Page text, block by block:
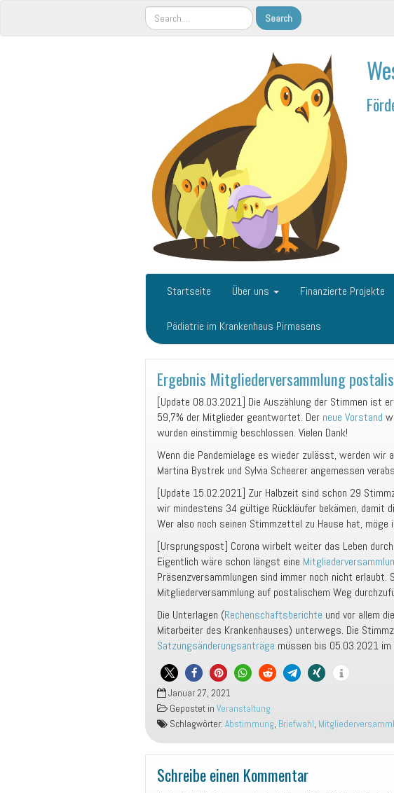
Startseite Über uns Finanzierte Projekte
Pädiatrie im Krankenhaus Pirmasens
Ergebnis Mitgliederversammlung
[Update 08.03.2021] Die Auszählung der Stimmen ist
59,7% der Mitglieder geantwortet. Der neue Vorstand
wurden einstimmig beschlossen. Vielen Dank!
Wenn die Pandemielage es wieder zulässt, werden wir
Martina Bystrek und Sylvia Scheerer angemessen
[Update 15.02.2021] Zur Halbzeit sind schon 29
wir mindestens 34 gültige Rückläufer bekämen, damit
Wer also noch seinen Stimmzettel zu Hause hat,
[Ursprungspost] Corona wirbelt weiter das Leben
Eigentlich wäre schon längst eine
Präsenzversammlungen sind immer noch nicht
Mitgliederversammlung auf postalischem Weg
Die Unterlagen (Rechenschaftsberichte und vor allem
Mitarbeiter des Krankenhauses) unterwegs. Die
Satzungsänderungsanträge müssen bis 05.03.2021
Januar 27, 2021
Gepostet in Veranstaltung
Schlagwörter: Abstimmung, Briefwahl,
Schreibe einen Kommentar